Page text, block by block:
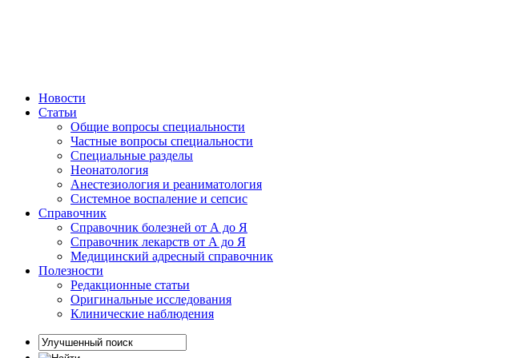
Новости
Статьи
Общие вопросы специальности
Частные вопросы специальности
Специальные разделы
Неонатология
Анестезиология и реаниматология
Системное воспаление и сепсис
Справочник
Справочник болезней от А до Я
Справочник лекарств от А до Я
Медицинский адресный справочник
Полезности
Редакционные статьи
Оригинальные исследования
Клинические наблюдения